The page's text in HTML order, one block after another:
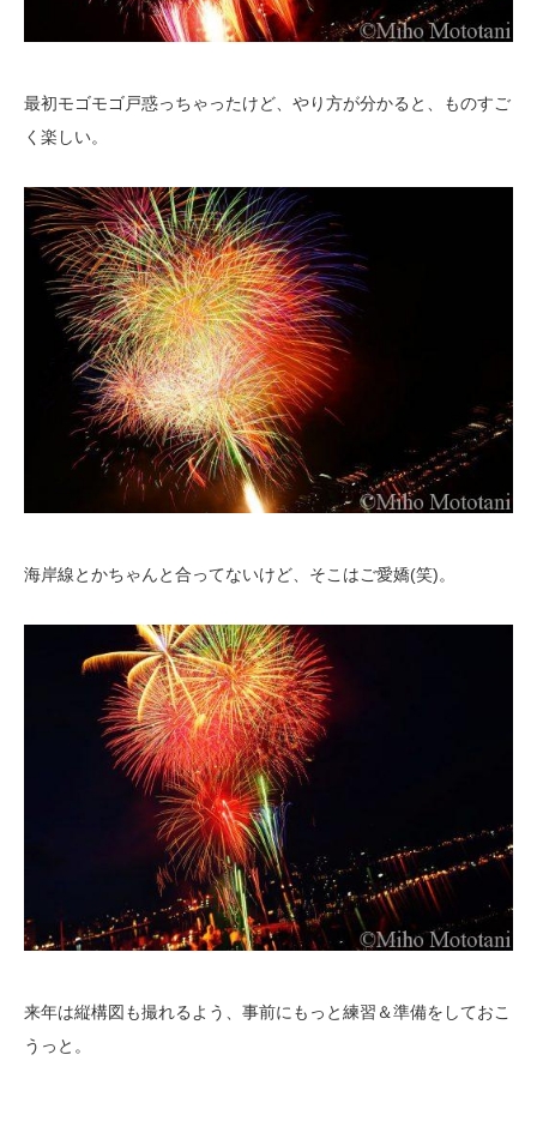
最初モゴモゴ戸惑っちゃったけど、やり方が分かると、ものすご
く楽しい。
海岸線とかちゃんと合ってないけど、そこはご愛嬌(笑)。
来年は縦構図も撮れるよう、事前にもっと練習＆準備をしておこ
うっと。